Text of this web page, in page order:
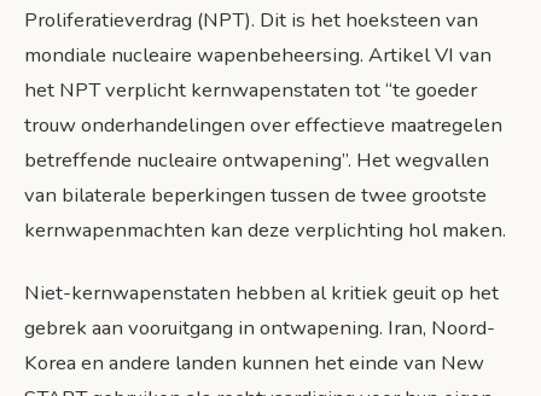
Proliferatieverdrag (NPT). Dit is het hoeksteen van
mondiale nucleaire wapenbeheersing. Artikel VI van
het NPT verplicht kernwapenstaten tot “te goeder
trouw onderhandelingen over effectieve maatregelen
betreffende nucleaire ontwapening”. Het wegvallen
van bilaterale beperkingen tussen de twee grootste
kernwapenmachten kan deze verplichting hol maken.
Niet-kernwapenstaten hebben al kritiek geuit op het
gebrek aan vooruitgang in ontwapening. Iran, Noord-
Korea en andere landen kunnen het einde van New